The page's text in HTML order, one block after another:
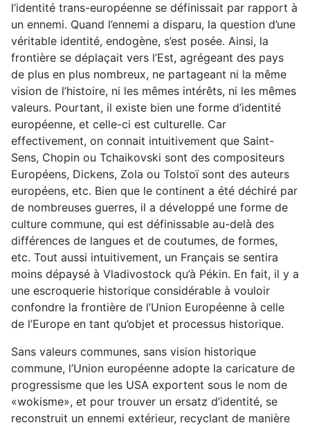
l’identité trans-européenne se définissait par rapport à
un ennemi. Quand l’ennemi a disparu, la question d’une
véritable identité, endogène, s’est posée. Ainsi, la
frontière se déplaçait vers l’Est, agrégeant des pays
de plus en plus nombreux, ne partageant ni la même
vision de l’histoire, ni les mêmes intérêts, ni les mêmes
valeurs. Pourtant, il existe bien une forme d’identité
européenne, et celle-ci est culturelle. Car
effectivement, on connait intuitivement que Saint-
Sens, Chopin ou Tchaikovski sont des compositeurs
Européens, Dickens, Zola ou Tolstoï sont des auteurs
européens, etc. Bien que le continent a été déchiré par
de nombreuses guerres, il a développé une forme de
culture commune, qui est définissable au-delà des
différences de langues et de coutumes, de formes,
etc. Tout aussi intuitivement, un Français se sentira
moins dépaysé à Vladivostock qu’à Pékin. En fait, il y a
une escroquerie historique considérable à vouloir
confondre la frontière de l’Union Européenne à celle
de l’Europe en tant qu’objet et processus historique.
Sans valeurs communes, sans vision historique
commune, l’Union européenne adopte la caricature de
progressisme que les USA exportent sous le nom de
«wokisme», et pour trouver un ersatz d’identité, se
reconstruit un ennemi extérieur, recyclant de manière